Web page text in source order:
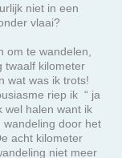
vlaai?
om te wandelen,
twaalf kilometer
wat was ik trots!
riep ik “ ja
halen want ik
door het
acht kilometer
niet meer
die heuvel op?
heuvel weer
Prachtig
door diverse
op te moeten.
keer een pittige
op. Rusten,
als eenmaal
kilometers ben
gelopen naar
is daar zeker bij